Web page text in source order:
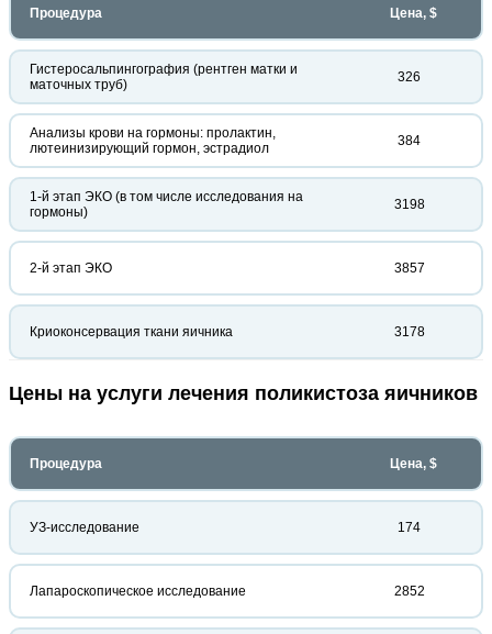
Процедура Цена, $
Гистеросальпингография (рентген матки и
маточных труб)
326
Анализы крови на гормоны: пролактин,
лютеинизирующий гормон, эстрадиол
384
1-й этап ЭКО (в том числе исследования на
гормоны)
3198
2-й этап ЭКО 3857
Криоконсервация ткани яичника 3178
Цены на услуги лечения поликистоза яичников
Процедура Цена, $
УЗ-исследование 174
Лапароскопическое исследование 2852